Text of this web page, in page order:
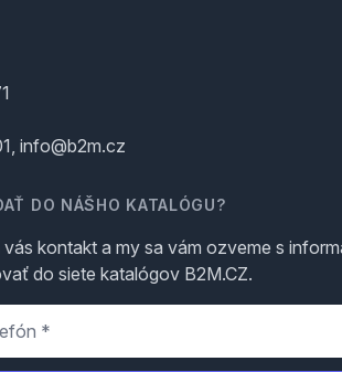
info@b2m.cz
DO NÁŠHO KATALÓGU?
kontakt a my sa vám ozveme s
do siete katalógov B2M.CZ.